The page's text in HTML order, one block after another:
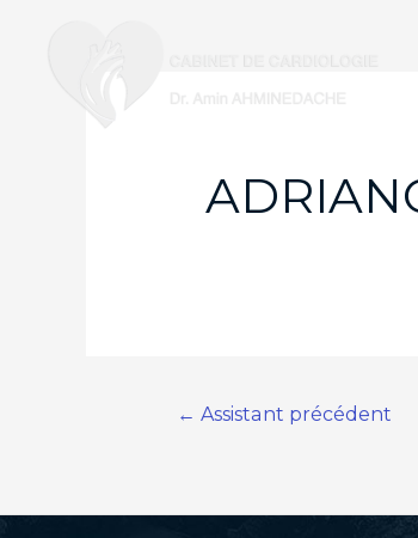
Navigation
l’article
← Assistant précédent